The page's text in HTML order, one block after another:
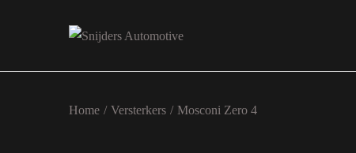
Ga naar navigatie
Ga naar de inhoud
Home / Versterkers / Mosconi Zero 4